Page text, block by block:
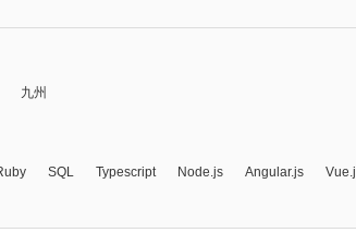
九州
SQL Typescript Node.js Angular.js